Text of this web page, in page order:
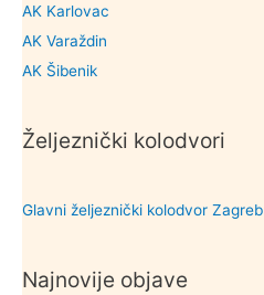
AK Karlovac
AK Varaždin
AK Šibenik
Željeznički kolodvori
Glavni željeznički kolodvor Zagreb
Najnovije objave